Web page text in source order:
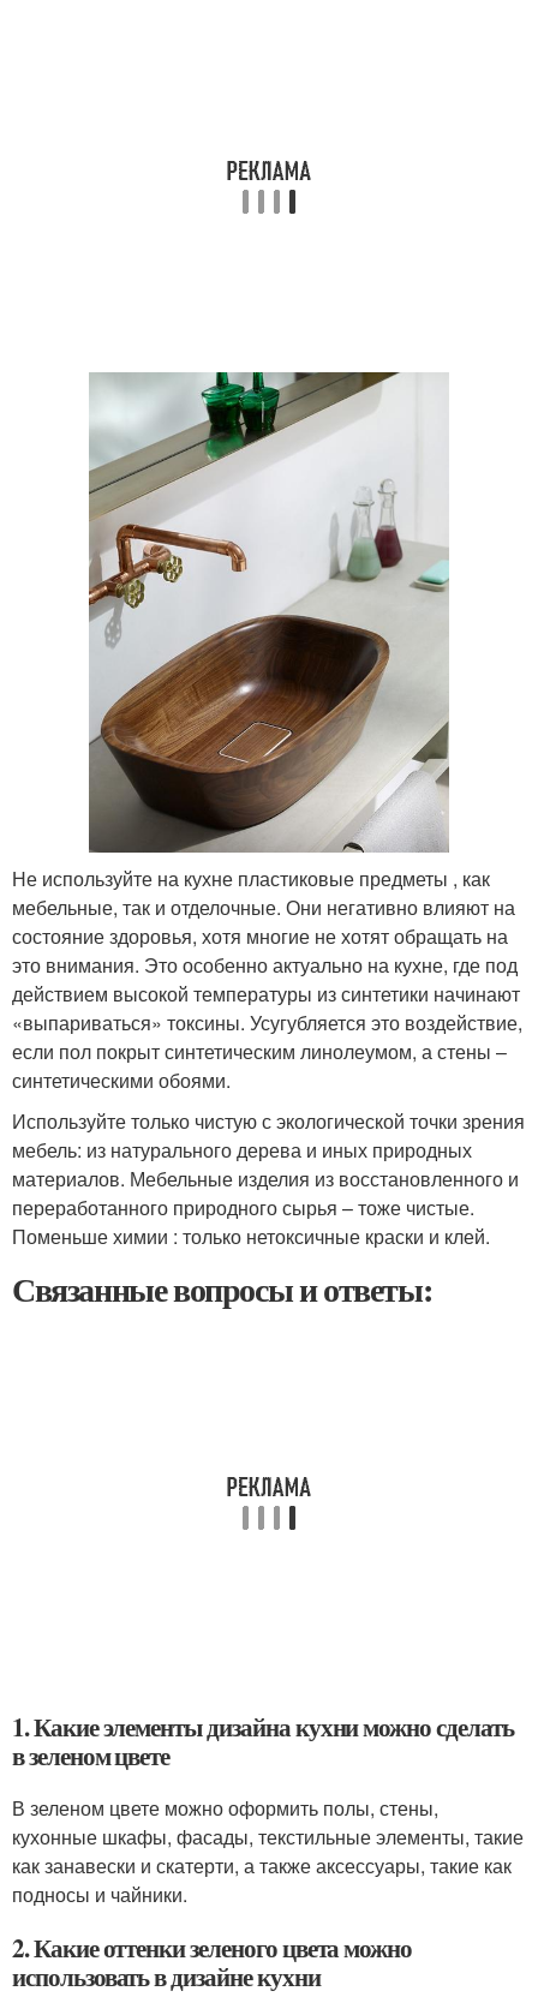
Не используйте на кухне пластиковые предметы , как
мебельные, так и отделочные. Они негативно влияют на
состояние здоровья, хотя многие не хотят обращать на
это внимания. Это особенно актуально на кухне, где под
действием высокой температуры из синтетики начинают
«выпариваться» токсины. Усугубляется это воздействие,
если пол покрыт синтетическим линолеумом, а стены –
синтетическими обоями.
Используйте только чистую с экологической точки зрения
мебель: из натурального дерева и иных природных
материалов. Мебельные изделия из восстановленного и
переработанного природного сырья – тоже чистые.
Поменьше химии : только нетоксичные краски и клей.
Связанные вопросы и ответы:
1. Какие элементы дизайна кухни можно сделать
в зеленом цвете
В зеленом цвете можно оформить полы, стены,
кухонные шкафы, фасады, текстильные элементы, такие
как занавески и скатерти, а также аксессуары, такие как
подносы и чайники.
2. Какие оттенки зеленого цвета можно
использовать в дизайне кухни